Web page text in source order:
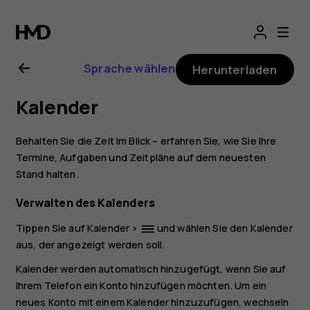
Nokia
5.3 Sprache wählen Herunterladen
Kalender
Behalten Sie die Zeit im Blick – erfahren Sie, wie Sie Ihre
Termine, Aufgaben und Zeitpläne auf dem neuesten
Stand halten.
Verwalten des Kalenders
Tippen Sie aufKalender > dehaze und wählen Sie den Kalender
aus, der angezeigt werden soll.
Kalender werden automatisch hinzugefügt, wenn Sie auf
Ihrem Telefon ein Konto hinzufügen möchten. Um ein
neues Konto mit einem Kalender hinzuzufügen, wechseln